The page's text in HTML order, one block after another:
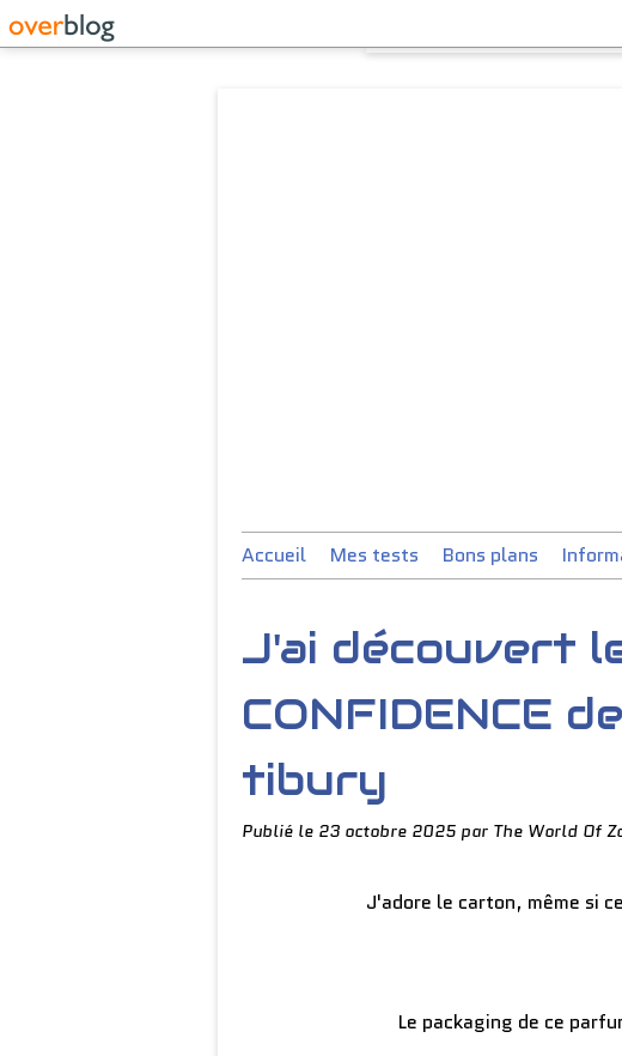
Accueil Mes tests Bons plans
J'ai découvert
CONFIDENCE
tibury
Publié le 23 octobre 2025 par The World Of
J'adore le carton, même si
Le packaging de ce